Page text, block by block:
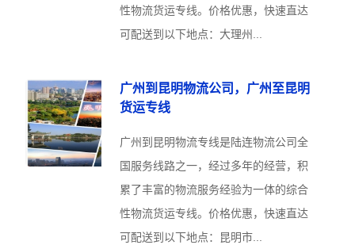
性物流货运专线。价格优惠，快速直达
可配送到以下地点：大理州...
广州到昆明物流公司，广州至昆明
货运专线
广州到昆明物流专线是陆连物流公司全
国服务线路之一，经过多年的经营，积
累了丰富的物流服务经验为一体的综合
性物流货运专线。价格优惠，快速直达
可配送到以下地点：昆明市...